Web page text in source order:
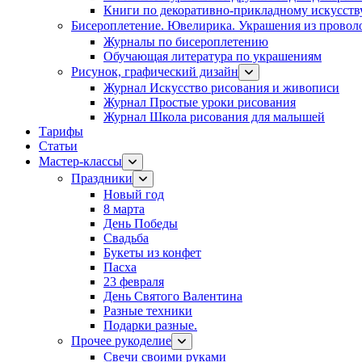
Книги по декоративно-прикладному
Бисероплетение. Ювелирика. Украшения из
Журналы по бисероплетению
Обучающая литература по украшениям
Рисунок, графический дизайн
Журнал Искусство рисования и живописи
Журнал Простые уроки рисования
Журнал Школа рисования для малышей
Тарифы
Статьи
Мастер-классы
Праздники
Новый год
8 марта
День Победы
Свадьба
Букеты из конфет
Пасха
23 февраля
День Святого Валентина
Разные техники
Подарки разные.
Прочее рукоделие
Свечи своими руками